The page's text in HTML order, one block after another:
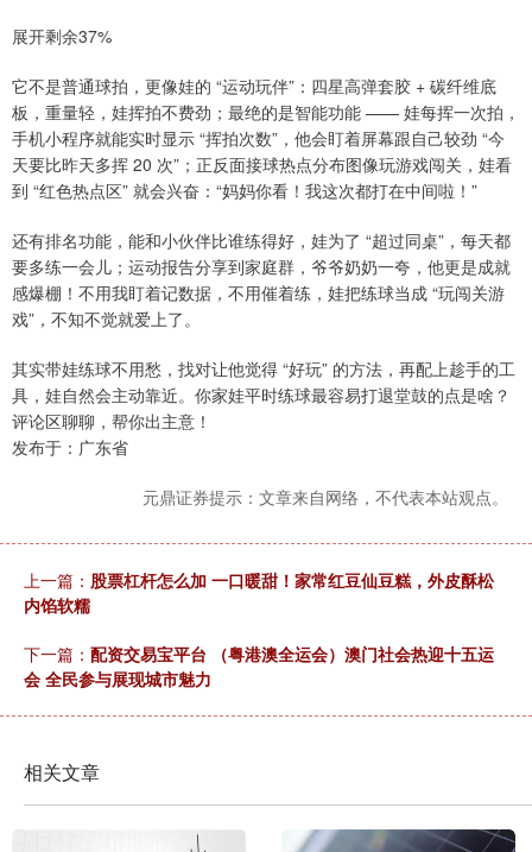
展开剩余37%
它不是普通球拍，更像娃的 “运动玩伴”：四星高弹套胶 + 碳纤维底
板，重量轻，娃挥拍不费劲；最绝的是智能功能 —— 娃每挥一次拍，
手机小程序就能实时显示 “挥拍次数”，他会盯着屏幕跟自己较劲 “今
天要比昨天多挥 20 次”；正反面接球热点分布图像玩游戏闯关，娃看
到 “红色热点区” 就会兴奋：“妈妈你看！我这次都打在中间啦！”
还有排名功能，能和小伙伴比谁练得好，娃为了 “超过同桌”，每天都
要多练一会儿；运动报告分享到家庭群，爷爷奶奶一夸，他更是成就
感爆棚！不用我盯着记数据，不用催着练，娃把练球当成 “玩闯关游
戏”，不知不觉就爱上了。
其实带娃练球不用愁，找对让他觉得 “好玩” 的方法，再配上趁手的工
具，娃自然会主动靠近。你家娃平时练球最容易打退堂鼓的点是啥？
评论区聊聊，帮你出主意！
发布于：广东省
元鼎证券提示：文章来自网络，不代表本站观点。
上一篇： 股票杠杆怎么加 一口暖甜！家常红豆仙豆糕，外皮酥松
内馅软糯
下一篇： 配资交易宝平台 （粤港澳全运会）澳门社会热迎十五运
会 全民参与展现城市魅力
相关文章